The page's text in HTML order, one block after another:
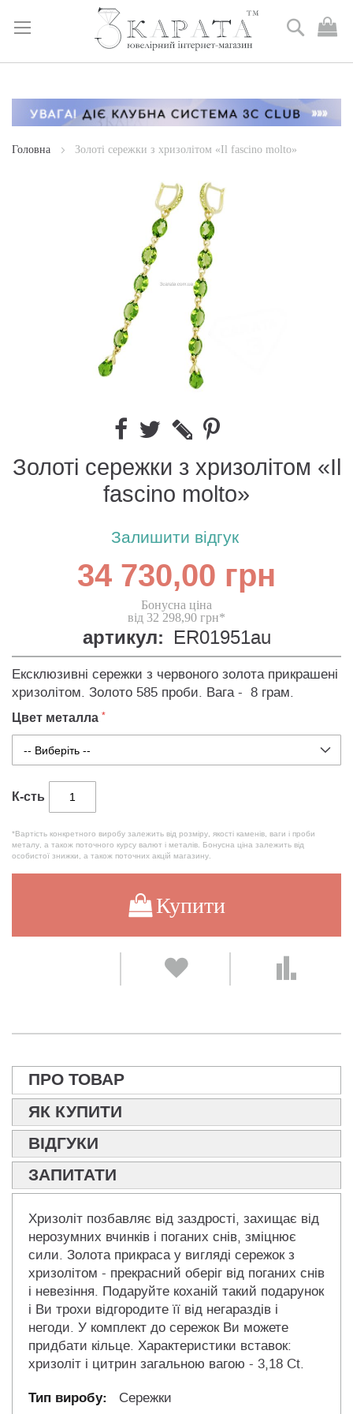
Skip
Content
Пошук
Головна Золоті сережки з хризолітом «Il fascino molto»
Золоті сережки з хризолітом «Il
fascino molto»
Залишити відгук
34 730,00 грн
Бонусна ціна
від 32 298,90 грн*
артикул: ER01951au
Ексклюзивні сережки з червоного золота прикрашені
хризолітом. Золото 585 проби. Вага - 8 грам.
Цвет металла
К-сть
*Вартість конкретного виробу залежить від розміру, якості каменів, ваги і проби
металу, а також поточного курсу валют і металів. Бонусна ціна залежить від
особистої знижки, а також поточних акцій магазину.
Купити
ПРО ТОВАР
ЯК КУПИТИ
ВІДГУКИ
ЗАПИТАТИ
Хризоліт позбавляє від заздрості, захищає від
нерозумних вчинків і поганих снів, зміцнює
сили. Золота прикраса у вигляді сережок з
хризолітом - прекрасний оберіг від поганих снів
і невезіння. Подаруйте коханій такий подарунок
і Ви трохи відгородите її від негараздів і
негоди. У комплект до сережок Ви можете
придбати кільце. Характеристики вставок:
хризоліт і цитрин загальною вагою - 3,18 Ct.
Сережки